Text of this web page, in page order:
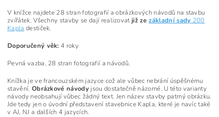
V knížce najdete 28 stran fotografií a obrázkových návodů na stavbu
zvířátek. Všechny stavby se dají realizovatjiž zezákladní sady 200
Kapla destiček.
Doporučený věk: 4 roky
Pevná vazba, 28 stran fotografií a návodů.
Knížka je ve francouzském jazyce což ale vůbec nebrání úspěšnému
stavění. Obrázkové návody jsou dostatečně názorné. U této varianty
návody neobsahují vůbec žádný text. Jen název stavby patrný obrázku.
Jde tedy jen o úvodní představení stavebnice Kapla, které je navíc také
v AJ, NJ a dalších 4 jazycích.